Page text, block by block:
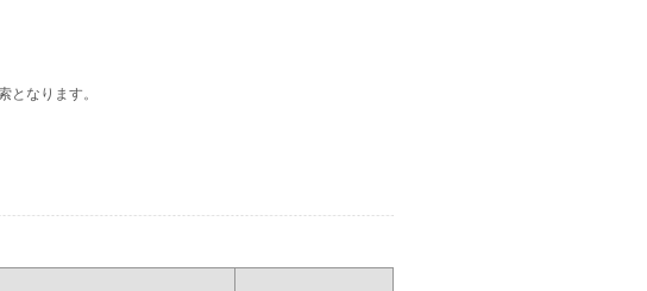
となります。